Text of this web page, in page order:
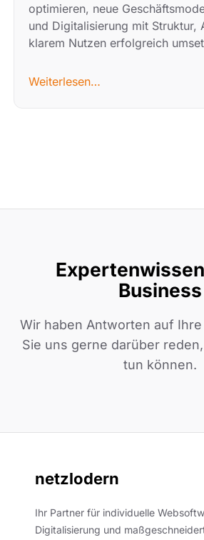
optimieren, neue
und Digitalisierung mit Struktur,
klarem Nutzen erfolgreich
Weiterlesen…
Business
Wir haben Antworten auf
Sie uns gerne darüber
tun können.
netzlodern
Ihr Partner für individuelle
Digitalisierung und